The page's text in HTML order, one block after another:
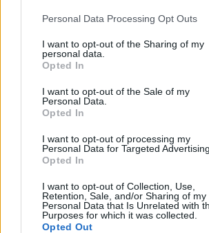
Personal Data Processing Opt Outs
I want to opt-out of the Sharing of my
personal data.
Opted In
I want to opt-out of the Sale of my
Personal Data.
Opted In
I want to opt-out of processing my
Personal Data for Targeted Advertising.
Opted In
I want to opt-out of Collection, Use,
Retention, Sale, and/or Sharing of my
Personal Data that Is Unrelated with
Purposes for which it was collected.
Opted Out